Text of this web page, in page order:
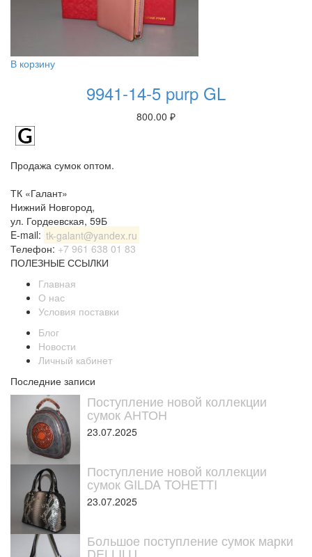
В корзину
9941-14-5 purp GL
800.00 ₽
Продажа сумок оптом.
ТК «Галант»
Нижний Новгород,
ул. Гордеевская, 59Б
E-mail: tk-galant@yandex.ru
Телефон: +7 961 638 01 83
ПОЛЕЗНЫЕ ССЫЛКИ
Главная
О нас
Условия поставки
Блог
Новости
Личный кабинет
Последние записи
Поступление новой коллекции
сумок АНТОН
23.07.2025
Поступление новой коллекции
сумок GILDA TOHETTI
23.07.2025
Большое поступление сумок марки